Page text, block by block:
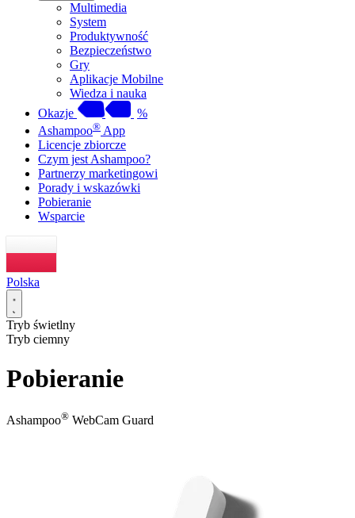
Multimedia
System
Produktywność
Bezpieczeństwo
Gry
Aplikacje Mobilne
Wiedza i nauka
Okazje
%
Ashampoo® App
Licencje zbiorcze
Czym jest Ashampoo?
Partnerzy marketingowi
Porady i wskazówki
Pobieranie
Wsparcie
Polska
Tryb świetlny
Tryb ciemny
Pobieranie
Ashampoo® WebCam Guard